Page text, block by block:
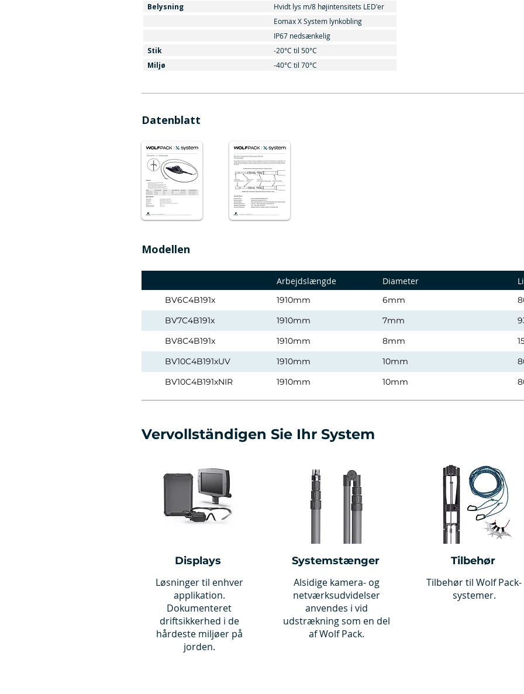
Belysning
Hvidt lys m/8 højintensitets LED'er
Eomax X System lynkobling
IP67 nedsænkelig
Stik -20°C til 50°C
Miljø -40°C til 70°C
Datenblatt
Modellen
Arbejdslængde Diameter
BV6C4B191x 1910mm 6mm
BV7C4B191x
1910mm 7mm
BV8C4B191x
1910mm 8mm
BV10C4B191xUV
1910mm 10mm
BV10C4B191xNIR
1910mm 10mm
Vervollständigen Sie Ihr System
Displays
Løsninger til enhver
applikation.
Dokumenteret
driftsikkerhed i de
hårdeste miljøer på
jorden.
Systemstænger
Alsidige kamera- og
netværksudvidelser
anvendes i vid
udstrækning som en del
af Wolf Pack.
Tilbehør
Tilbehør til Wolf Pack-
systemer.